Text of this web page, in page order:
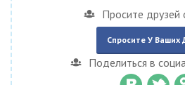
Просите
Спросите У Ваших
Поделиться в